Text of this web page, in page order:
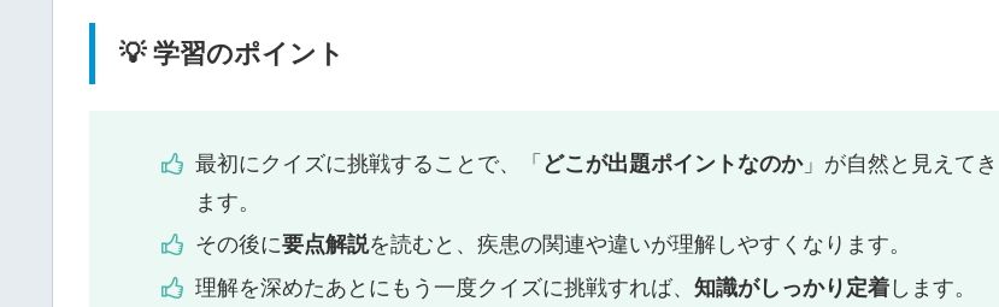
💡 学習のポイント
最初にクイズに挑戦することで、「 どこが出題ポイントなのか」が自然と見えてき
ます。
その後に要点解説を読むと、疾患の関連や違いが理解しやすくなります。
理解を深めたあとにもう一度クイズに挑戦すれば、知識がしっかり定着 します。